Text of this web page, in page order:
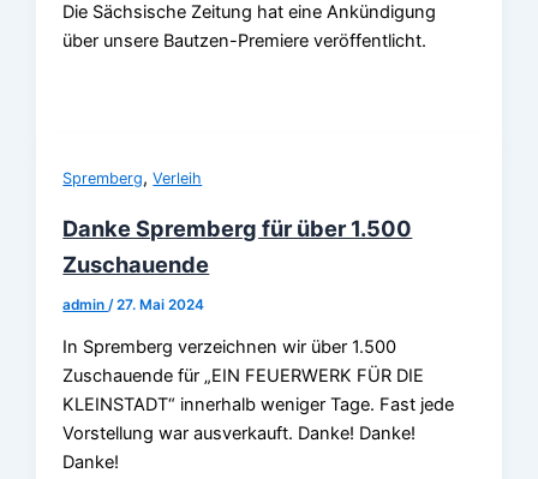
Die Sächsische Zeitung hat eine Ankündigung
über unsere Bautzen-Premiere veröffentlicht.
Spremberg,Verleih
Danke Spremberg für über 1.500
Zuschauende
admin /27. Mai 2024
In Spremberg verzeichnen wir über 1.500
Zuschauende für „EIN FEUERWERK FÜR DIE
KLEINSTADT“ innerhalb weniger Tage. Fast jede
Vorstellung war ausverkauft. Danke! Danke!
Danke!